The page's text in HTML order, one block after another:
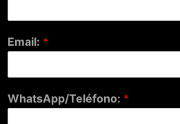
Email: *
WhatsApp/Teléfono: *